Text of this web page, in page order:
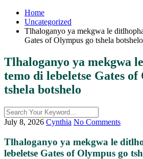
Home
Uncategorized
Tlhaloganyo ya mekgwa le
Gates of Olympus go tshela botshelo
Tlhaloganyo ya mekgwa
temo di lebeletse Gates of
tshela botshelo
July 8, 2026 Cynthia No Comments
Tlhaloganyo ya mekgwa le
lebeletse Gates of Olympus go